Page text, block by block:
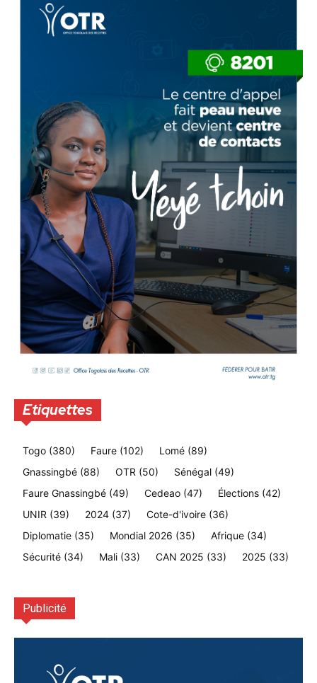
Etiquettes
Togo (380) Faure (102) Lomé (89)
Gnassingbé (88) OTR (50) Sénégal (49)
Faure Gnassingbé (49) Cedeao (47) Élections (42)
UNIR (39) 2024 (37) Cote-d'ivoire (36)
Diplomatie (35) Mondial 2026 (35) Afrique (34)
Sécurité (34) Mali (33) CAN 2025 (33) 2025 (33)
Publicité